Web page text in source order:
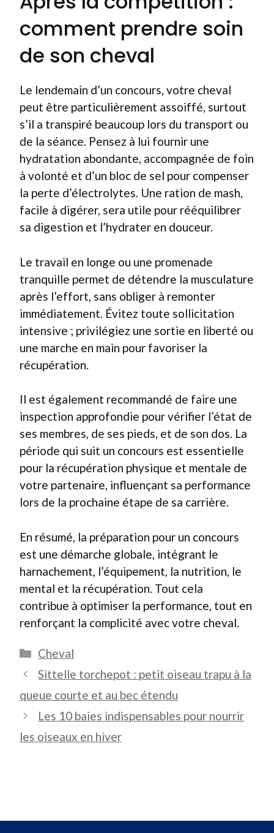
comment prendre soin
de son cheval
Le lendemain d’un concours, votre cheval
peut être particulièrement assoiffé, surtout
s’il a transpiré beaucoup lors du transport ou
de la séance. Pensez à lui fournir une
hydratation abondante, accompagnée de foin
à volonté et d’un bloc de sel pour compenser
la perte d’électrolytes. Une ration de mash,
facile à digérer, sera utile pour rééquilibrer
sa digestion et l’hydrater en douceur.
Le travail en longe ou une promenade
tranquille permet de détendre la musculature
après l’effort, sans obliger à remonter
immédiatement. Évitez toute sollicitation
intensive ; privilégiez une sortie en liberté ou
une marche en main pour favoriser la
récupération.
Il est également recommandé de faire une
inspection approfondie pour vérifier l’état de
ses membres, de ses pieds, et de son dos. La
période qui suit un concours est essentielle
pour la récupération physique et mentale de
votre partenaire, influençant sa performance
lors de la prochaine étape de sa carrière.
En résumé, la préparation pour un concours
est une démarche globale, intégrant le
harnachement, l’équipement, la nutrition, le
mental et la récupération. Tout cela
contribue à optimiser la performance, tout en
renforçant la complicité avec votre cheval.
Catégories
Cheval
Sittelle torchepot : petit oiseau trapu à la
queue courte et au bec étendu
Les 10 baies indispensables pour nourrir
les oiseaux en hiver